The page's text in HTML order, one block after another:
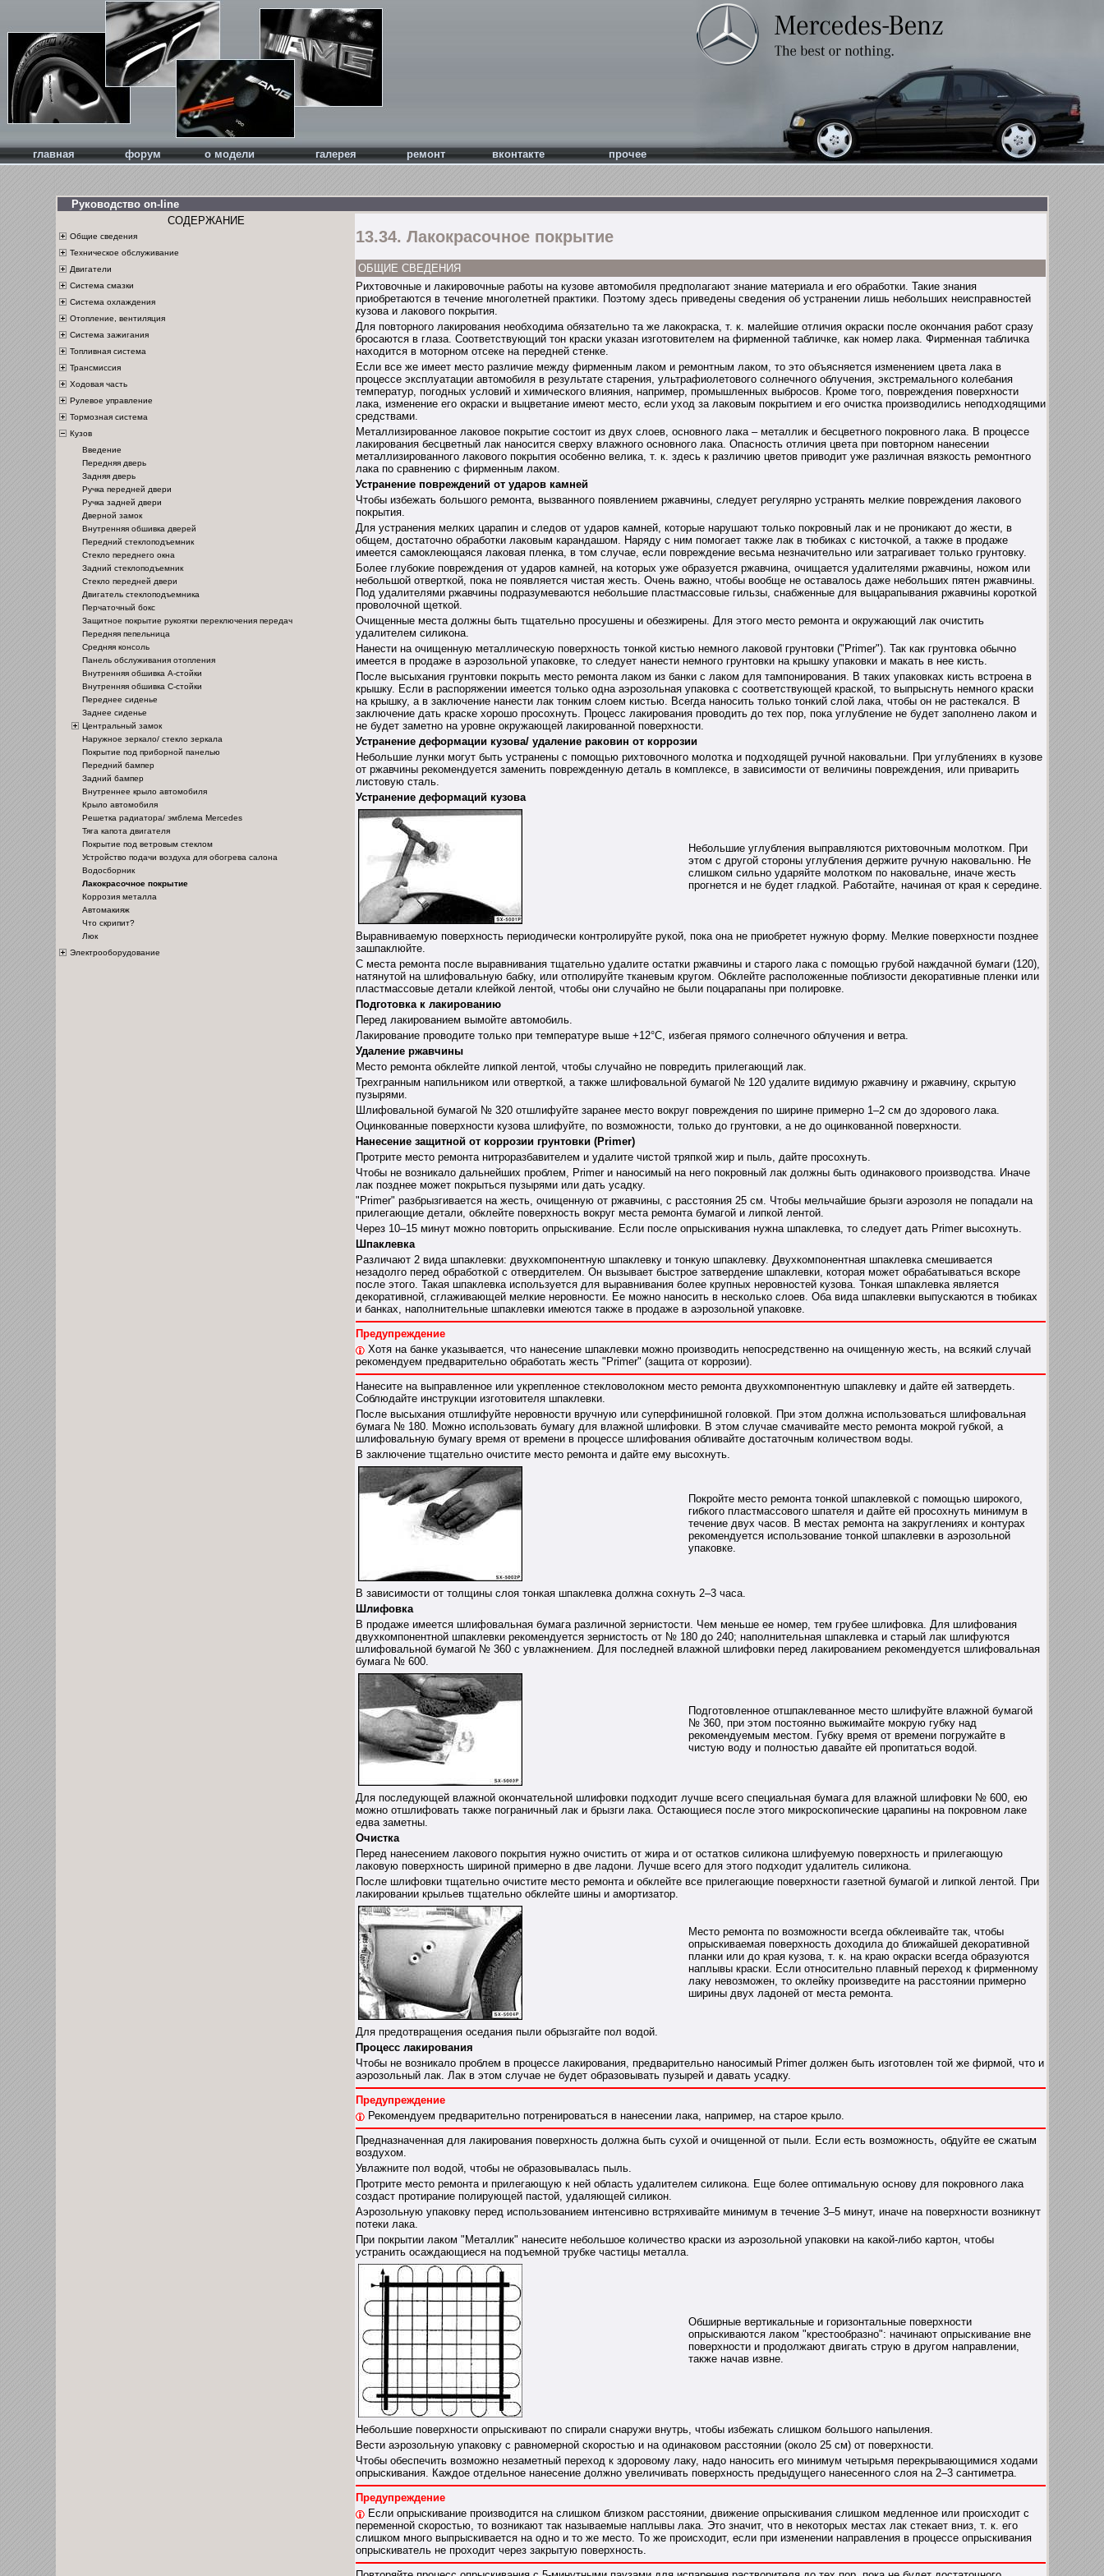
главная форум о модели галерея ремонт вконтакте прочее
Руководство on-line
СОДЕРЖАНИЕ
Общие сведения
Техническое обслуживание
Двигатели
Система смазки
Система охлаждения
Отопление, вентиляция
Система зажигания
Топливная система
Трансмиссия
Ходовая часть
Рулевое управление
Тормозная система
Кузов
Введение
Передняя дверь
Задняя дверь
Ручка передней двери
Ручка задней двери
Дверной замок
Внутренняя обшивка дверей
Передний стеклоподъемник
Стекло переднего окна
Задний стеклоподъемник
Стекло передней двери
Двигатель стеклоподъемника
Перчаточный бокс
Защитное покрытие рукоятки переключения передач
Передняя пепельница
Средняя консоль
Панель обслуживания отопления
Внутренняя обшивка А-стойки
Внутренняя обшивка С-стойки
Переднее сиденье
Заднее сиденье
Центральный замок
Наружное зеркало/ стекло зеркала
Покрытие под приборной панелью
Передний бампер
Задний бампер
Внутреннее крыло автомобиля
Крыло автомобиля
Решетка радиатора/ эмблема Mercedes
Тяга капота двигателя
Покрытие под ветровым стеклом
Устройство подачи воздуха для обогрева салона
Водосборник
Лакокрасочное покрытие
Коррозия металла
Автомакияж
Что скрипит?
Люк
Электрооборудование
13.34. Лакокрасочное покрытие
ОБЩИЕ СВЕДЕНИЯ
Рихтовочные и лакировочные работы на кузове автомобиля предполагают знание материала и его обработки. Такие знания
приобретаются в течение многолетней практики. Поэтому здесь приведены сведения об устранении лишь небольших неисправностей
кузова и лакового покрытия.
Для повторного лакирования необходима обязательно та же лакокраска, т. к. малейшие отличия окраски после окончания работ сразу
бросаются в глаза. Соответствующий тон краски указан изготовителем на фирменной табличке, как номер лака. Фирменная табличка
находится в моторном отсеке на передней стенке.
Если все же имеет место различие между фирменным лаком и ремонтным лаком, то это объясняется изменением цвета лака в
процессе эксплуатации автомобиля в результате старения, ультрафиолетового солнечного облучения, экстремального колебания
температур, погодных условий и химического влияния, например, промышленных выбросов. Кроме того, повреждения поверхности
лака, изменение его окраски и выцветание имеют место, если уход за лаковым покрытием и его очистка производились неподходящими
средствами.
Металлизированное лаковое покрытие состоит из двух слоев, основного лака – металлик и бесцветного покровного лака. В процессе
лакирования бесцветный лак наносится сверху влажного основного лака. Опасность отличия цвета при повторном нанесении
металлизированного лакового покрытия особенно велика, т. к. здесь к различию цветов приводит уже различная вязкость ремонтного
лака по сравнению с фирменным лаком.
Устранение повреждений от ударов камней
Чтобы избежать большого ремонта, вызванного появлением ржавчины, следует регулярно устранять мелкие повреждения лакового
покрытия.
Для устранения мелких царапин и следов от ударов камней, которые нарушают только покровный лак и не проникают до жести, в
общем, достаточно обработки лаковым карандашом. Наряду с ним помогает также лак в тюбиках с кисточкой, а также в продаже
имеется самоклеющаяся лаковая пленка, в том случае, если повреждение весьма незначительно или затрагивает только грунтовку.
Более глубокие повреждения от ударов камней, на которых уже образуется ржавчина, очищается удалителями ржавчины, ножом или
небольшой отверткой, пока не появляется чистая жесть. Очень важно, чтобы вообще не оставалось даже небольших пятен ржавчины.
Под удалителями ржавчины подразумеваются небольшие пластмассовые гильзы, снабженные для выцарапывания ржавчины короткой
проволочной щеткой.
Очищенные места должны быть тщательно просушены и обезжирены. Для этого место ремонта и окружающий лак очистить
удалителем силикона.
Нанести на очищенную металлическую поверхность тонкой кистью немного лаковой грунтовки ("Primer"). Так как грунтовка обычно
имеется в продаже в аэрозольной упаковке, то следует нанести немного грунтовки на крышку упаковки и макать в нее кисть.
После высыхания грунтовки покрыть место ремонта лаком из банки с лаком для тампонирования. В таких упаковках кисть встроена в
крышку. Если в распоряжении имеется только одна аэрозольная упаковка с соответствующей краской, то выпрыснуть немного краски
на крышку, а в заключение нанести лак тонким слоем кистью. Всегда наносить только тонкий слой лака, чтобы он не растекался. В
заключение дать краске хорошо просохнуть. Процесс лакирования проводить до тех пор, пока углубление не будет заполнено лаком и
не будет заметно на уровне окружающей лакированной поверхности.
Устранение деформации кузова/ удаление раковин от коррозии
Небольшие лунки могут быть устранены с помощью рихтовочного молотка и подходящей ручной наковальни. При углублениях в кузове
от ржавчины рекомендуется заменить поврежденную деталь в комплексе, в зависимости от величины повреждения, или приварить
листовую сталь.
Устранение деформаций кузова
Небольшие углубления выправляются рихтовочным молотком. При
этом с другой стороны углубления держите ручную наковальню. Не
слишком сильно ударяйте молотком по наковальне, иначе жесть
прогнется и не будет гладкой. Работайте, начиная от края к середине.
Выравниваемую поверхность периодически контролируйте рукой, пока она не приобретет нужную форму. Мелкие поверхности позднее
зашпаклюйте.
С места ремонта после выравнивания тщательно удалите остатки ржавчины и старого лака с помощью грубой наждачной бумаги (120),
натянутой на шлифовальную бабку, или отполируйте тканевым кругом. Обклейте расположенные поблизости декоративные пленки или
пластмассовые детали клейкой лентой, чтобы они случайно не были поцарапаны при полировке.
Подготовка к лакированию
Перед лакированием вымойте автомобиль.
Лакирование проводите только при температуре выше +12°С, избегая прямого солнечного облучения и ветра.
Удаление ржавчины
Место ремонта обклейте липкой лентой, чтобы случайно не повредить прилегающий лак.
Трехгранным напильником или отверткой, а также шлифовальной бумагой № 120 удалите видимую ржавчину и ржавчину, скрытую
пузырями.
Шлифовальной бумагой № 320 отшлифуйте заранее место вокруг повреждения по ширине примерно 1–2 см до здорового лака.
Оцинкованные поверхности кузова шлифуйте, по возможности, только до грунтовки, а не до оцинкованной поверхности.
Нанесение защитной от коррозии грунтовки (Primer)
Протрите место ремонта нитроразбавителем и удалите чистой тряпкой жир и пыль, дайте просохнуть.
Чтобы не возникало дальнейших проблем, Primer и наносимый на него покровный лак должны быть одинакового производства. Иначе
лак позднее может покрыться пузырями или дать усадку.
"Primer" разбрызгивается на жесть, очищенную от ржавчины, с расстояния 25 см. Чтобы мельчайшие брызги аэрозоля не попадали на
прилегающие детали, обклейте поверхность вокруг места ремонта бумагой и липкой лентой.
Через 10–15 минут можно повторить опрыскивание. Если после опрыскивания нужна шпаклевка, то следует дать Primer высохнуть.
Шпаклевка
Различают 2 вида шпаклевки: двухкомпонентную шпаклевку и тонкую шпаклевку. Двухкомпонентная шпаклевка смешивается
незадолго перед обработкой с отвердителем. Он вызывает быстрое затвердение шпаклевки, которая может обрабатываться вскоре
после этого. Такая шпаклевка используется для выравнивания более крупных неровностей кузова. Тонкая шпаклевка является
декоративной, сглаживающей мелкие неровности. Ее можно наносить в несколько слоев. Оба вида шпаклевки выпускаются в тюбиках
и банках, наполнительные шпаклевки имеются также в продаже в аэрозольной упаковке.
Предупреждение
Хотя на банке указывается, что нанесение шпаклевки можно производить непосредственно на очищенную жесть, на всякий случай
рекомендуем предварительно обработать жесть "Primer" (защита от коррозии).
Нанесите на выправленное или укрепленное стекловолокном место ремонта двухкомпонентную шпаклевку и дайте ей затвердеть.
Соблюдайте инструкции изготовителя шпаклевки.
После высыхания отшлифуйте неровности вручную или суперфинишной головкой. При этом должна использоваться шлифовальная
бумага № 180. Можно использовать бумагу для влажной шлифовки. В этом случае смачивайте место ремонта мокрой губкой, а
шлифовальную бумагу время от времени в процессе шлифования обливайте достаточным количеством воды.
В заключение тщательно очистите место ремонта и дайте ему высохнуть.
Покройте место ремонта тонкой шпаклевкой с помощью широкого,
гибкого пластмассового шпателя и дайте ей просохнуть минимум в
течение двух часов. В местах ремонта на закруглениях и контурах
рекомендуется использование тонкой шпаклевки в аэрозольной
упаковке.
В зависимости от толщины слоя тонкая шпаклевка должна сохнуть 2–3 часа.
Шлифовка
В продаже имеется шлифовальная бумага различной зернистости. Чем меньше ее номер, тем грубее шлифовка. Для шлифования
двухкомпонентной шпаклевки рекомендуется зернистость от № 180 до 240; наполнительная шпаклевка и старый лак шлифуются
шлифовальной бумагой № 360 с увлажнением. Для последней влажной шлифовки перед лакированием рекомендуется шлифовальная
бумага № 600.
Подготовленное отшпаклеванное место шлифуйте влажной бумагой
№ 360, при этом постоянно выжимайте мокрую губку над
рекомендуемым местом. Губку время от времени погружайте в
чистую воду и полностью давайте ей пропитаться водой.
Для последующей влажной окончательной шлифовки подходит лучше всего специальная бумага для влажной шлифовки № 600, ею
можно отшлифовать также пограничный лак и брызги лака. Остающиеся после этого микроскопические царапины на покровном лаке
едва заметны.
Очистка
Перед нанесением лакового покрытия нужно очистить от жира и от остатков силикона шлифуемую поверхность и прилегающую
лаковую поверхность шириной примерно в две ладони. Лучше всего для этого подходит удалитель силикона.
После шлифовки тщательно очистите место ремонта и обклейте все прилегающие поверхности газетной бумагой и липкой лентой. При
лакировании крыльев тщательно обклейте шины и амортизатор.
Место ремонта по возможности всегда обклеивайте так, чтобы
опрыскиваемая поверхность доходила до ближайшей декоративной
планки или до края кузова, т. к. на краю окраски всегда образуются
наплывы краски. Если относительно плавный переход к фирменному
лаку невозможен, то оклейку произведите на расстоянии примерно
ширины двух ладоней от места ремонта.
Для предотвращения оседания пыли обрызгайте пол водой.
Процесс лакирования
Чтобы не возникало проблем в процессе лакирования, предварительно наносимый Primer должен быть изготовлен той же фирмой, что и
аэрозольный лак. Лак в этом случае не будет образовывать пузырей и давать усадку.
Предупреждение
Рекомендуем предварительно потренироваться в нанесении лака, например, на старое крыло.
Предназначенная для лакирования поверхность должна быть сухой и очищенной от пыли. Если есть возможность, обдуйте ее сжатым
воздухом.
Увлажните пол водой, чтобы не образовывалась пыль.
Протрите место ремонта и прилегающую к ней область удалителем силикона. Еще более оптимальную основу для покровного лака
создаст протирание полирующей пастой, удаляющей силикон.
Аэрозольную упаковку перед использованием интенсивно встряхивайте минимум в течение 3–5 минут, иначе на поверхности возникнут
потеки лака.
При покрытии лаком "Металлик" нанесите небольшое количество краски из аэрозольной упаковки на какой-либо картон, чтобы
устранить осаждающиеся на подъемной трубке частицы металла.
Обширные вертикальные и горизонтальные поверхности
опрыскиваются лаком "крестообразно": начинают опрыскивание вне
поверхности и продолжают двигать струю в другом направлении,
также начав извне.
Небольшие поверхности опрыскивают по спирали снаружи внутрь, чтобы избежать слишком большого напыления.
Вести аэрозольную упаковку с равномерной скоростью и на одинаковом расстоянии (около 25 см) от поверхности.
Чтобы обеспечить возможно незаметный переход к здоровому лаку, надо наносить его минимум четырьмя перекрывающимися ходами
опрыскивания. Каждое отдельное нанесение должно увеличивать поверхность предыдущего нанесенного слоя на 2–3 сантиметра.
Предупреждение
Если опрыскивание производится на слишком близком расстоянии, движение опрыскивания слишком медленное или происходит с
переменной скоростью, то возникают так называемые наплывы лака. Это значит, что в некоторых местах лак стекает вниз, т. к. его
слишком много выпрыскивается на одно и то же место. То же происходит, если при изменении направления в процессе опрыскивания
опрыскиватель не проходит через закрытую поверхность.